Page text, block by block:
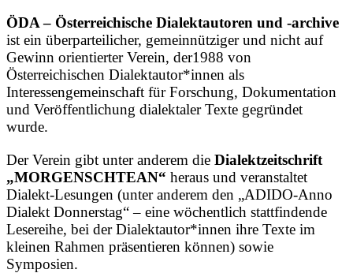
ÖDA – Österreichische Dialektautoren und -archive
ist ein überparteilicher, gemeinnütziger und nicht auf
Gewinn orientierter Verein, der1988 von
Österreichischen Dialektautor*innen als
Interessengemeinschaft für Forschung, Dokumentation
und Veröffentlichung dialektaler Texte gegründet
wurde.
Der Verein gibt unter anderem die Dialektzeitschrift
„MORGENSCHTEAN“ heraus und veranstaltet
Dialekt-Lesungen (unter anderem den „ADIDO-Anno
Dialekt Donnerstag“ – eine wöchentlich stattfindende
Lesereihe, bei der Dialektautor*innen ihre Texte im
kleinen Rahmen präsentieren können) sowie
Symposien.